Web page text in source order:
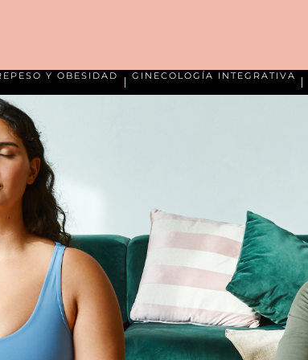
Y OBESIDAD GINECOLOGÍA INTEGRATIVA